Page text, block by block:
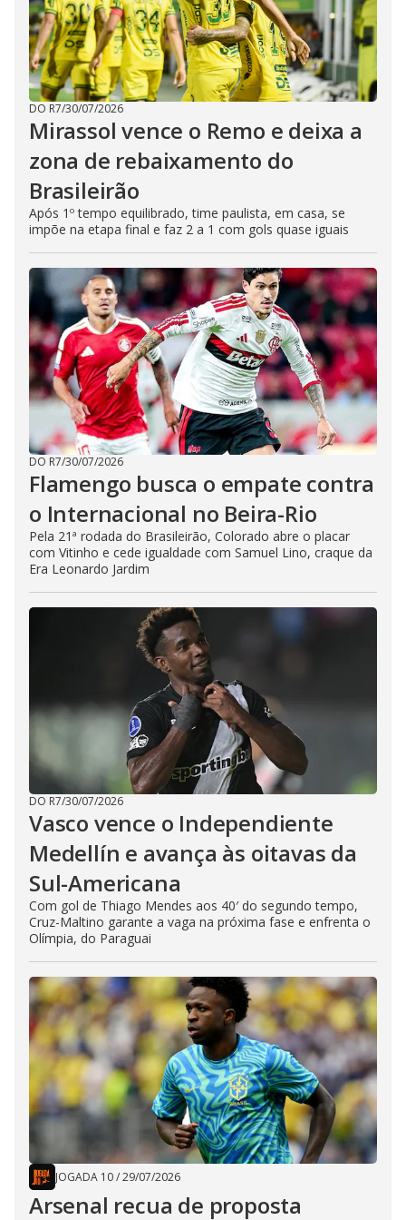
DO R7/30/07/2026
Mirassol vence o Remo e deixa a
zona de rebaixamento do
Brasileirão
Após 1º tempo equilibrado, time paulista, em casa, se
impõe na etapa final e faz 2 a 1 com gols quase iguais
DO R7/30/07/2026
Flamengo busca o empate contra
o Internacional no Beira-Rio
Pela 21ª rodada do Brasileirão, Colorado abre o placar
com Vitinho e cede igualdade com Samuel Lino, craque da
Era Leonardo Jardim
DO R7/30/07/2026
Vasco vence o Independiente
Medellín e avança às oitavas da
Sul-Americana
Com gol de Thiago Mendes aos 40′ do segundo tempo,
Cruz-Maltino garante a vaga na próxima fase e enfrenta o
Olímpia, do Paraguai
JOGADA 10/29/07/2026
Arsenal recua de proposta